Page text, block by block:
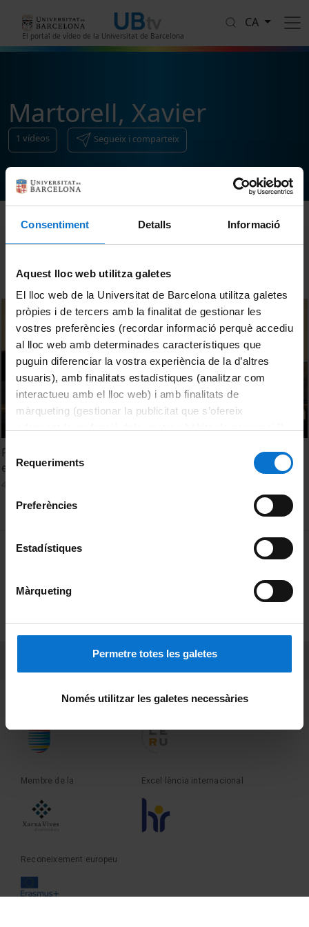
Consentiment Detalls Informació
Aquest lloc web utilitza galetes
El lloc web de la Universitat de Barcelona utilitza galetes
pròpies i de tercers amb la finalitat de gestionar les
vostres preferències (recordar informació perquè accediu
al lloc web amb determinades característiques que
puguin diferenciar la vostra experiència de la d’altres
usuaris), amb finalitats estadístiques (analitzar com
interactueu amb el lloc web) i amb finalitats de
màrqueting (gestionar la publicitat que s’ofereix
consultar laPolítica de galetes del lloc web de la
Selecció
de Requeriments
Preferències
Estadístiques
Màrqueting
Permetre totes les galetes
Només utilitzar les galetes necessàries
El portal de vídeo de la Universitat de Barcelona
CA
Martorell, Xavier
1 vídeos Segueix i comparteix
Ordenar
Programa d'aprenentatge amb TV3. Què és un vídeo
educatiu?
MENÚ PEU 1
Privadesa i termes
Sobre UBtv
Fundadora de la Membre de la
Membre de la Excel·lència internacional
Reconeixement europeu